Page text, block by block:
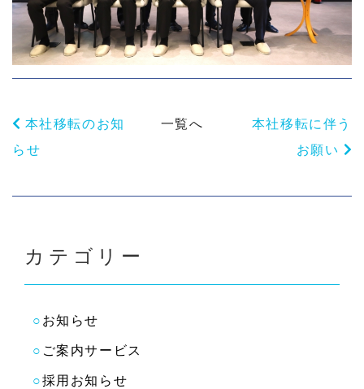
本社移転のお知
らせ
一覧へ
本社移転に伴う
お願い
カテゴリー
お知らせ
ご案内サービス
採用お知らせ